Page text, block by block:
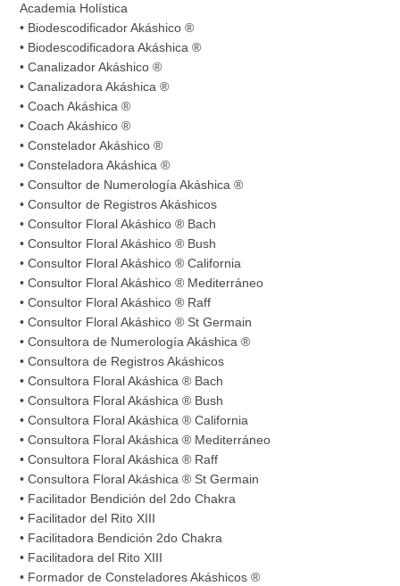
Academia Holística
• Biodescodificador Akáshico ®
• Biodescodificadora Akáshica ®
• Canalizador Akáshico ®
• Canalizadora Akáshica ®
• Coach Akáshica ®
• Coach Akáshico ®
• Constelador Akáshico ®
• Consteladora Akáshica ®
• Consultor de Numerología Akáshica ®
• Consultor de Registros Akáshicos
• Consultor Floral Akáshico ® Bach
• Consultor Floral Akáshico ® Bush
• Consultor Floral Akáshico ® California
• Consultor Floral Akáshico ® Mediterráneo
• Consultor Floral Akáshico ® Raff
• Consultor Floral Akáshico ® St Germain
• Consultora de Numerología Akáshica ®
• Consultora de Registros Akáshicos
• Consultora Floral Akáshica ® Bach
• Consultora Floral Akáshica ® Bush
• Consultora Floral Akáshica ® California
• Consultora Floral Akáshica ® Mediterráneo
• Consultora Floral Akáshica ® Raff
• Consultora Floral Akáshica ® St Germain
• Facilitador Bendición del 2do Chakra
• Facilitador del Rito XIII
• Facilitadora Bendición 2do Chakra
• Facilitadora del Rito XIII
• Formador de Consteladores Akáshicos ®